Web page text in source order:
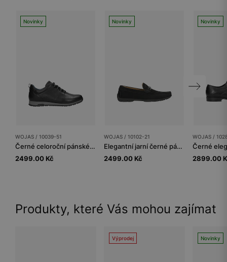
Novinky
WOJAS / 10039-51
Černé celoroční pánské tenisky z hladké kůže
2499.00 Kč
Novinky
WOJAS / 10102-21
Elegantní jarní černé pánské kožené boty z nubuku
2499.00 Kč
Novinky
WOJAS /
2899.00
Produkty, které Vás mohou zajímat
Výprodej Novinky